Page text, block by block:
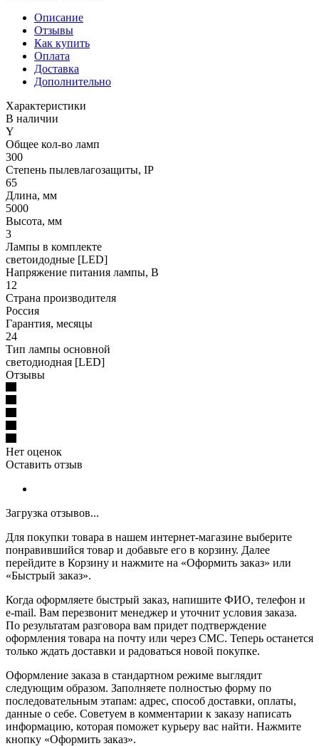
Описание
Отзывы
Как купить
Оплата
Доставка
Дополнительно
Характеристики
В наличии
Y
Общее кол-во ламп
300
Степень пылевлагозащиты, IP
65
Длина, мм
5000
Высота, мм
3
Лампы в комплекте
светоидодные [LED]
Напряжение питания лампы, В
12
Страна производителя
Россия
Гарантия, месяцы
24
Тип лампы основной
светодиодная [LED]
Отзывы
Нет оценок
Оставить отзыв
Загрузка отзывов...
Для покупки товара в нашем интернет-магазине выберите
понравившийся товар и добавьте его в корзину. Далее
перейдите в Корзину и нажмите на «Оформить заказ» или
«Быстрый заказ».
Когда оформляете быстрый заказ, напишите ФИО, телефон и
e-mail. Вам перезвонит менеджер и уточнит условия заказа.
По результатам разговора вам придет подтверждение
оформления товара на почту или через СМС. Теперь останется
только ждать доставки и радоваться новой покупке.
Оформление заказа в стандартном режиме выглядит
следующим образом. Заполняете полностью форму по
последовательным этапам: адрес, способ доставки, оплаты,
данные о себе. Советуем в комментарии к заказу написать
информацию, которая поможет курьеру вас найти. Нажмите
кнопку «Оформить заказ».